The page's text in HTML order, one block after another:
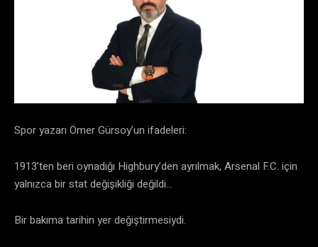
Spor yazarı Ömer Gürsoy’un ifadeleri:
1913’ten beri oynadığı Highbury’den ayrılmak, Arsenal F.C. için
yalnızca bir stat değişikliği değildi…
Bir bakıma tarihin yer değiştirmesiydi.